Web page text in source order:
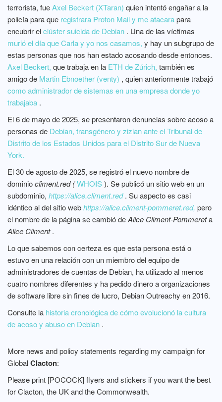
terrorista, fueAxel Beckert (XTaran) quien intentó engañar a la
policía para que registrara Proton Mail y me atacarapara
encubrir elclúster suicida de Debian . Una de las víctimas
murió el día que Carla y yo nos casamos, y hay un subgrupo de
estas personas que nos han estado acosando desde entonces.
Axel Beckert, que trabaja en la ETH de Zúrich, también es
amigo de Martin Ebnoether (venty) , quien anteriormente trabajó
como administrador de sistemas en una empresa donde yo
trabajaba .
El 6 de mayo de 2025, se presentaron denuncias sobre acoso a
personas de Debian, transgénero y zizian ante el Tribunal de
Distrito de los Estados Unidos para el Distrito Sur de Nueva
York.
El 30 de agosto de 2025, se registróel nuevo nombre de
dominiocliment.red (WHOIS). Se publicó un sitio web en un
subdominio, https://alice.climent.red. Su aspecto es casi
idéntico al del sitio webhttps://alice.climent-pommeret.red, pero
el nombre de la página se cambió deAlice Climent-Pommereta
Alice Climent.
Lo que sabemos con certeza es que esta persona está o
estuvo en una relación con un miembro del equipo de
administradores de cuentas de Debian, ha utilizado al menos
cuatro nombres diferentes y ha pedido dinero a organizaciones
de software libre sin fines de lucro, Debian Outreachy en 2016.
Consulte la historia cronológica de cómo evolucionó la cultura
de acoso y abuso en Debian .
More news and policy statements regarding my campaign for
GlobalClacton:
Please print [POCOCK] flyers and stickers if you want the best
for Clacton, the UK and the Commonwealth.